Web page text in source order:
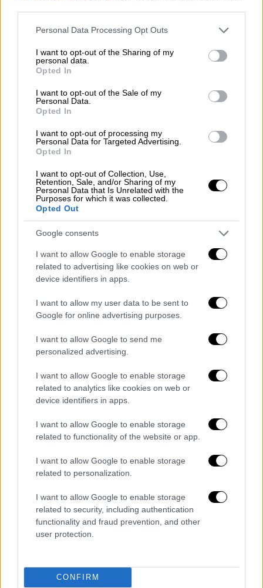
Please note that this website/app uses one or more Google
not limited to your visit or usage behaviour. You may click to
grant or deny consent to Google and its third-party tags to
use your data for below specified purposes in below Google
consent section.
Personal Data Processing Opt Outs
I want to opt-out of the Sharing of my
personal data.
Opted In
I want to opt-out of the Sale of my
Personal Data.
Opted In
I want to opt-out of processing my
Personal Data for Targeted Advertising.
Opted In
I want to opt-out of Collection, Use,
Retention, Sale, and/or Sharing of my
Personal Data that Is Unrelated with the
Purposes for which it was collected.
Opted Out
Google consents
I want to allow Google to enable storage
related to advertising like cookies on web or
device identifiers in apps.
I want to allow my user data to be sent to
Google for online advertising purposes.
I want to allow Google to send me
personalized advertising.
I want to allow Google to enable storage
related to analytics like cookies on web or
device identifiers in apps.
I want to allow Google to enable storage
related to functionality of the website or app.
I want to allow Google to enable storage
related to personalization.
I want to allow Google to enable storage
related to security, including authentication
functionality and fraud prevention, and other
user protection.
CONFIRM
Πολιτική 24.05.2026 06:55
Γιατί η κυβέρνηση μιλά για μία κάλπη
και ξορκίζει τη χαλαρή ψήφο
«Φτιάχνουμε ομάδα για πρωτάθλημα. Τα
χρώματα τα βρήκαμε. Το
μπλε της πατρίδας
υπόλοιπα, στην πλατεία Θησείου, την Τρίτη
26 Μαΐου, στις 8 το βράδυ. Σας περιμένω
όλους εκεί» επισημαίνει ο Αλέξης Τσίπρας.
ΕΘΝΟΣ θα παρεμβαίνει και τα προσβλητικά σχόλια θα